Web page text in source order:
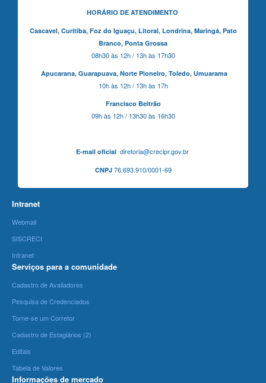
HORÁRIO DE ATENDIMENTO
Cascavel, Curitiba,Foz do Iguaçu, Litoral, Londrina, Maringá, Pato
Branco, Ponta Grossa
08h30 às 12h / 13h às 17h30
Apucarana, Guarapuava, Norte Pioneiro, Toledo, Umuarama
10h às 12h / 13h às 17h
Francisco Beltrão
09h às 12h / 13h30 às 16h30
E-mail oficialdiretoria@crecipr.gov.br
CNPJ76.693.910/0001-69
Intranet
Webmail
SISCRECI
Intranet
Serviços para a comunidade
Cadastro de Avaliadores
Pesquisa de Credenciados
Torne-se um Corretor
Cadastro de Estagiários (2)
Editais
Tabela de Valores
Informações de mercado